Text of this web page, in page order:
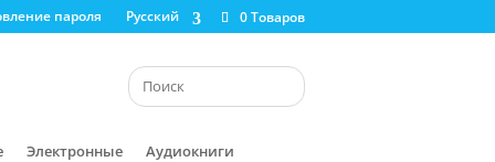
пароля Русский 0 Товаров
Электронные Аудиокниги